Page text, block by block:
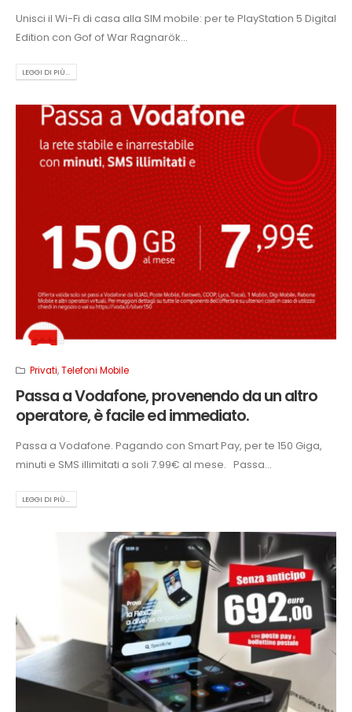
Unisci il Wi-Fi di casa alla SIM mobile: per te PlayStation 5 Digital
Edition con Gof of War Ragnarök...
LEGGI DI PIÙ...
Privati,Telefoni Mobile
Passa a Vodafone, provenendo da un altro
operatore, è facile ed immediato.
Passa a Vodafone. Pagando con Smart Pay, per te 150 Giga,
minuti e SMS illimitati a soli 7.99€ al mese. Passa...
LEGGI DI PIÙ...